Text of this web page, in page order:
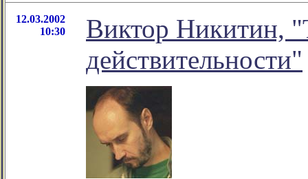
12.03.2002
10:30
Виктор Никитин,
действительности"